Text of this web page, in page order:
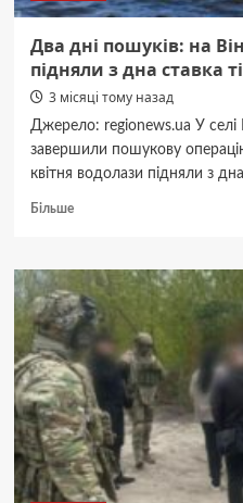
Два дні пошуків: на
підняли з дна ставка
3 місяці тому назад
Джерело: regionews.ua У селі
завершили пошукову
квітня водолази підняли з
БільшеДокладніше
дні
пошуків:
на
Вінниччині
водолази
підняли
з
дна
ставка
тіло
25-
річного